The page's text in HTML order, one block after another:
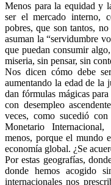
Menos para la equidad y
ser el mercado interno,
pobres, que son tantos,
asuman la “servidumbre
que puedan consumir
miseria, sin pensar, sin
Nos dicen cómo debe
aumentando la edad de la
dan fórmulas mágicas
con desempleo
veces, como sucedió
Monetario
menos, porque el mundo
economía global. ¿Se
Por estas geografías,
donde hemos acogido
internacionales nos